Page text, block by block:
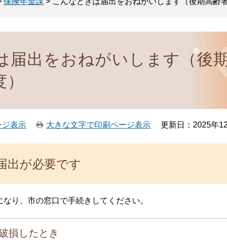
届出をおねがいします（後
ジ表示 大きな文字で印刷ページ表示 更新日：2025年
出が必要です
り、市の窓口で手続きしてください。
損したとき